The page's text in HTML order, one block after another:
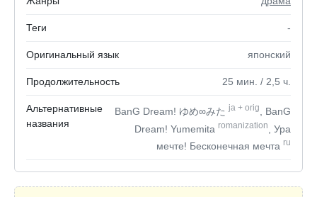
Теги -
Оригинальный язык японский
Продолжительность 25 мин. / 2,5 ч.
Альтернативные
названия
BanG Dream! ゆめ∞みたja + orig
, BanG
Dream! Yumemita romanization
, Ура
мечте! Бесконечная мечта ru